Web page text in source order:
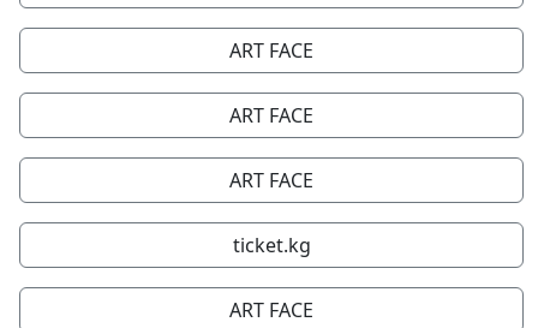
ART FACE
ART FACE
ART FACE
ticket.kg
ART FACE